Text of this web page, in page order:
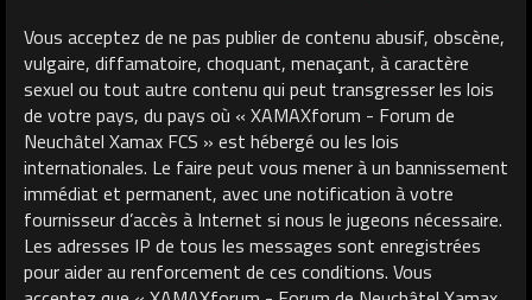
Vous acceptez de ne pas publier de contenu abusif, obscène,
vulgaire, diffamatoire, choquant, menaçant, à caractère
sexuel ou tout autre contenu qui peut transgresser les lois
de votre pays, du pays où « XAMAXforum - Forum de
Neuchâtel Xamax FCS » est hébergé ou les lois
internationales. Le faire peut vous mener à un bannissement
immédiat et permanent, avec une notification à votre
fournisseur d’accès à Internet si nous le jugeons nécessaire.
Les adresses IP de tous les messages sont enregistrées
pour aider au renforcement de ces conditions. Vous